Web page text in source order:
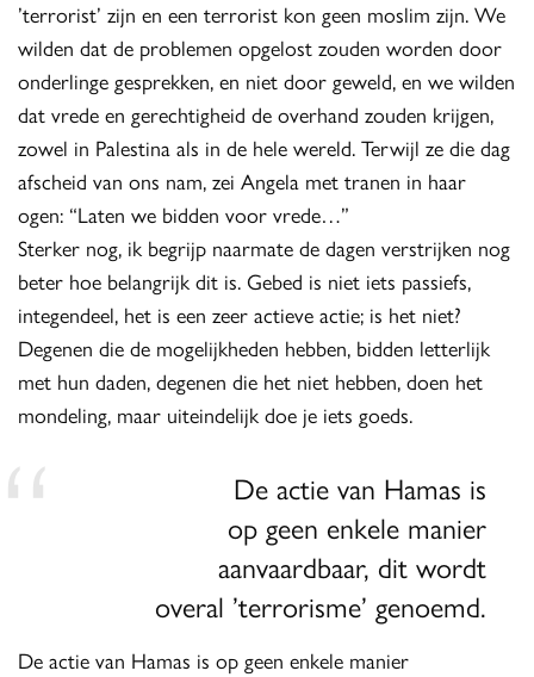
’terrorist’ zijn en een terrorist kon geen moslim zijn. We
wilden dat de problemen opgelost zouden worden door
onderlinge gesprekken, en niet door geweld, en we wilden
dat vrede en gerechtigheid de overhand zouden krijgen,
zowel in Palestina als in de hele wereld. Terwijl ze die dag
afscheid van ons nam, zei Angela met tranen in haar
ogen: “Laten we bidden voor vrede…”
Sterker nog, ik begrijp naarmate de dagen verstrijken nog
beter hoe belangrijk dit is. Gebed is niet iets passiefs,
integendeel, het is een zeer actieve actie; is het niet?
Degenen die de mogelijkheden hebben, bidden letterlijk
met hun daden, degenen die het niet hebben, doen het
mondeling, maar uiteindelijk doe je iets goeds.
De actie van Hamas is
op geen enkele manier
aanvaardbaar, dit wordt
overal ’terrorisme’ genoemd.
De actie van Hamas is op geen enkele manier